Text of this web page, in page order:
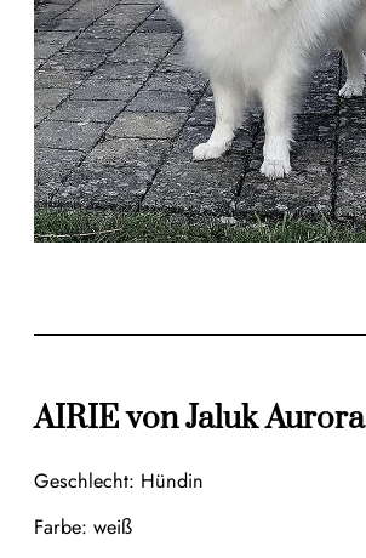
AIRIE von Jaluk Aurora
Geschlecht: Hündin
Farbe: weiß